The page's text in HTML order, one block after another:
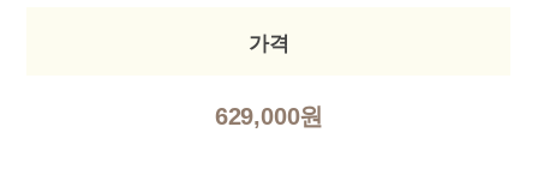
가격
629,000원